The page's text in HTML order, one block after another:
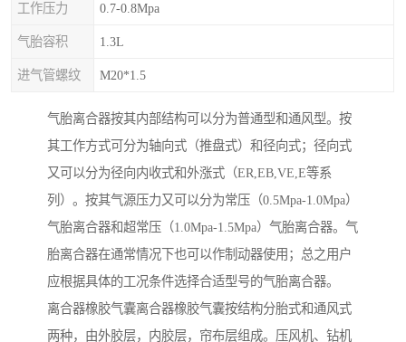
工作压力 0.7-0.8Mpa
气胎容积 1.3L
进气管螺纹 M20*1.5
气胎离合器按其内部结构可以分为普通型和通风型。按
其工作方式可分为轴向式（推盘式）和径向式；径向式
又可以分为径向内收式和外涨式（ER,EB,VE,E等系
列）。按其气源压力又可以分为常压（0.5Mpa-1.0Mpa）
气胎离合器和超常压（1.0Mpa-1.5Mpa）气胎离合器。气
胎离合器在通常情况下也可以作制动器使用；总之用户
应根据具体的工况条件选择合适型号的气胎离合器。
离合器橡胶气囊离合器橡胶气囊按结构分胎式和通风式
两种，由外胶层，内胶层，帘布层组成。压风机、钻机